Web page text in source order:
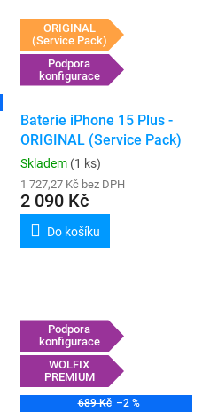
ORIGINAL
(Service Pack)
Podpora
konfigurace
Baterie iPhone 15 Plus -
ORIGINAL (Service Pack)
Skladem (1 ks)
1 727,27 Kč bez DPH
2 090 Kč
Do košíku
Podpora
konfigurace
WOLFIX
PREMIUM
689 Kč –2 %